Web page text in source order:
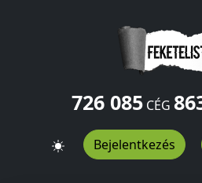
726 085CÉG
Bejelentkezés